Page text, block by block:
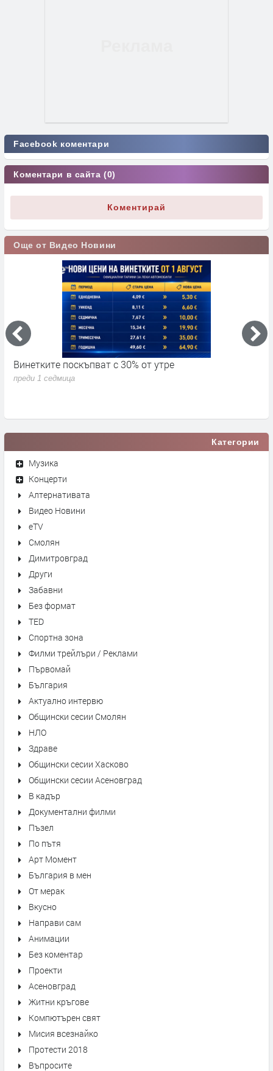
Facebook коментари
Коментари в сайта (0)
Коментирай
Още от Видео Новини
Винетките поскъпват с 30% от утре
преди 1 седмица
Категории
Музика
Концерти
Алтернативата
Видео Новини
eTV
Смолян
Димитровград
Други
Забавни
Без формат
TED
Спортна зона
Филми трейлъри / Реклами
Първомай
България
Актуално интервю
Общински сесии Смолян
НЛО
Здраве
Общински сесии Хасково
Общински сесии Асеновград
В кадър
Документални филми
Пъзел
По пътя
Арт Момент
България в мен
От мерак
Вкусно
Направи сам
Анимации
Без коментар
Проекти
Асеновград
Житни кръгове
Компютърен свят
Мисия всезнайко
Протести 2018
Въпросите